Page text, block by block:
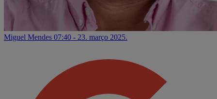
Miguel Mendes 07:40 - 23. março 2025.